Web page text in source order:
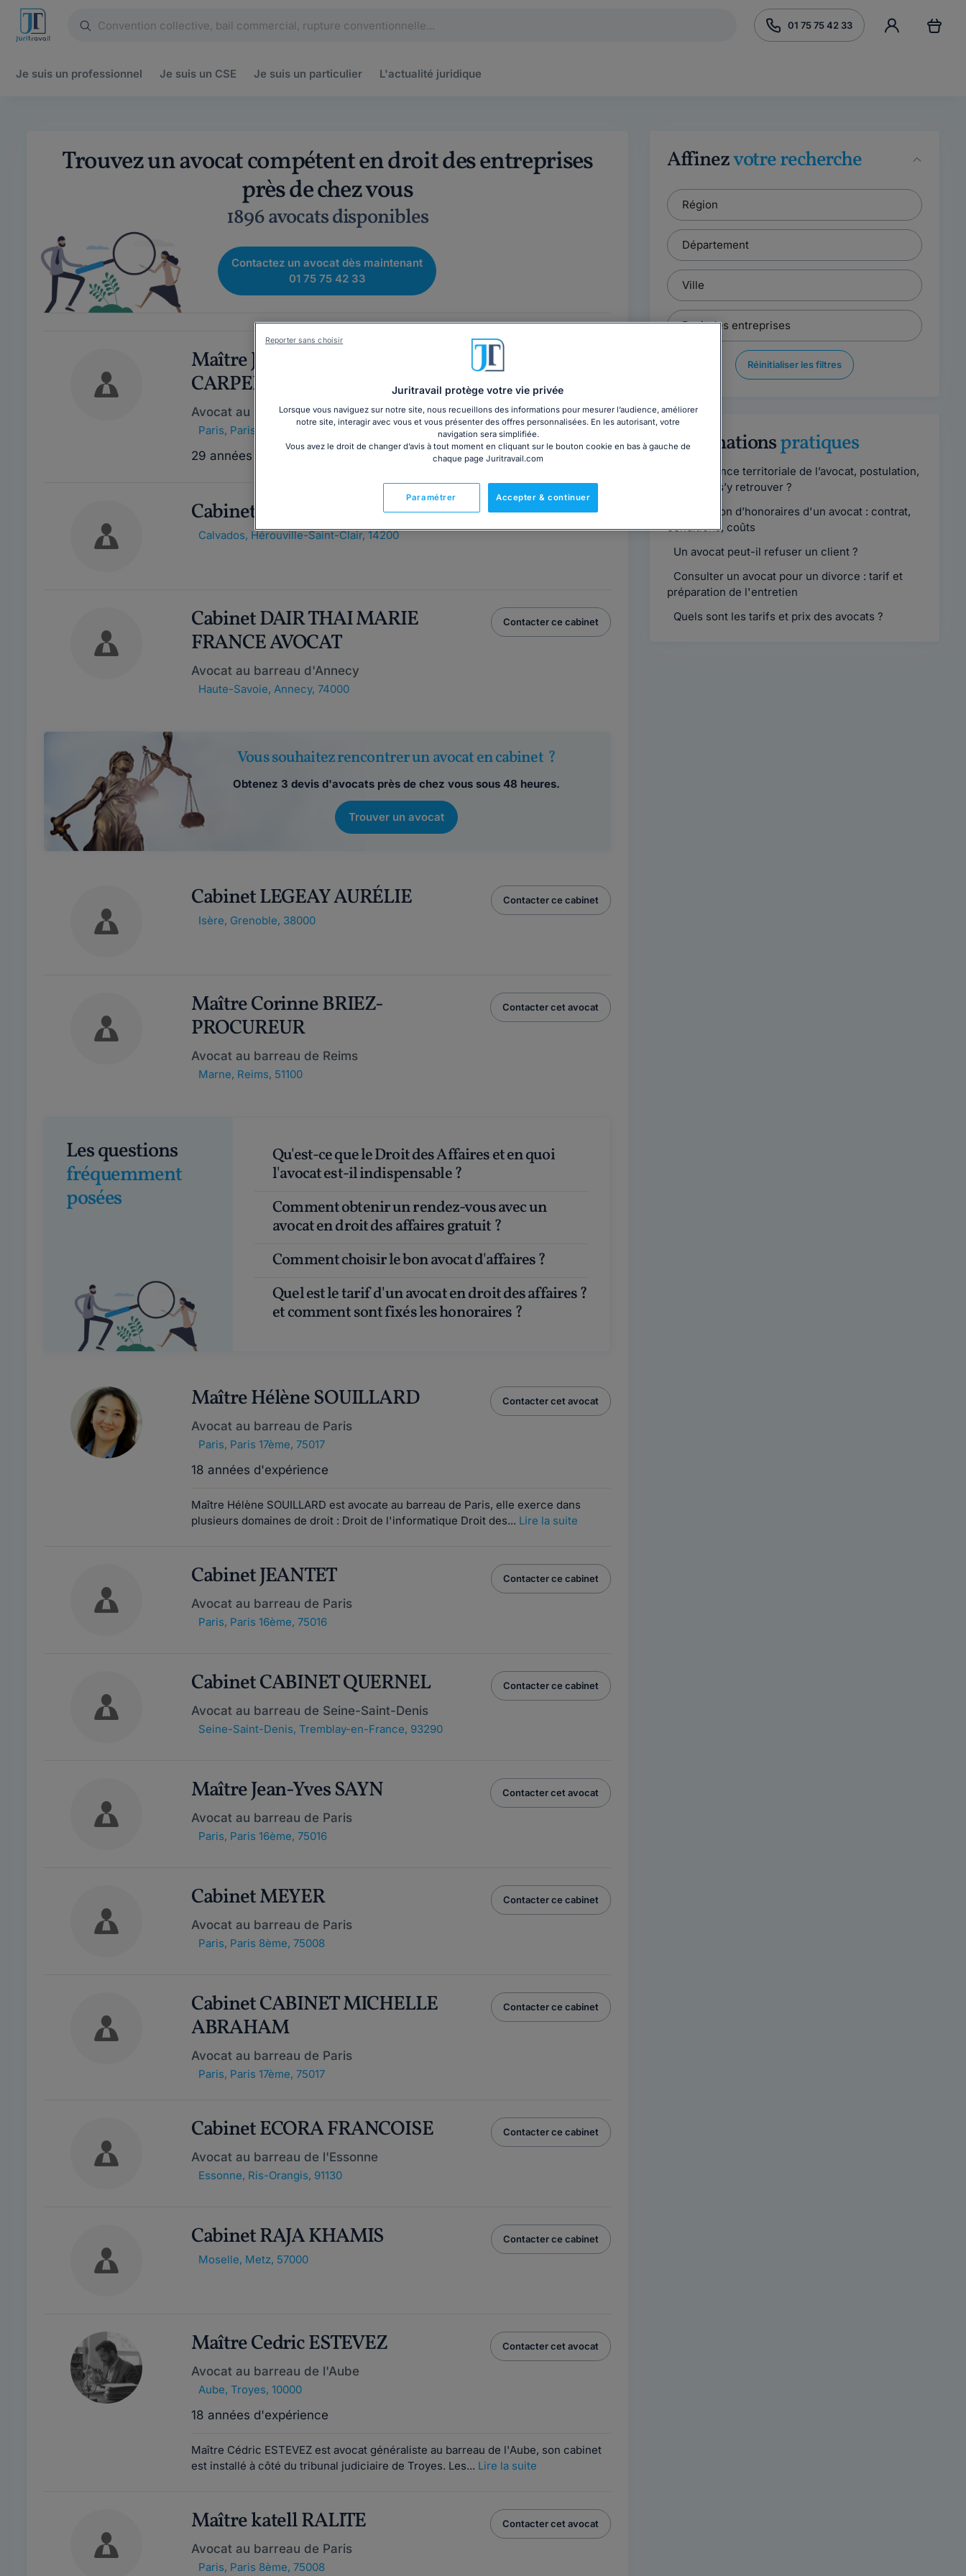
01 75 75 42 33
Je suis un professionnel Je suis un CSE Je suis un particulier L'actualité juridique
Trouvez un avocat compétent en droit des entreprises
près de chez vous
1896 avocats disponibles
Contactez un avocat dès maintenant
01 75 75 42 33
Maître Jean-Philippe
CARPENTIER
Avocat au barreau de Paris
Paris, Paris 2ème, 75002
29 années d'expérience
Cabinet CAEN DELCOURT
Calvados, Hérouville-Saint-Clair, 14200
Contacter ce cabinet
Cabinet DAIR THAI MARIE
FRANCE AVOCAT
Avocat au barreau d'Annecy
Haute-Savoie, Annecy, 74000
Contacter ce cabinet
Vous souhaitez rencontrer un avocat en cabinet ?
Obtenez 3 devis d'avocats près de chez vous sous 48 heures.
Trouver un avocat
Cabinet LEGEAY AURÉLIE
Isère, Grenoble, 38000
Contacter ce cabinet
Maître Corinne BRIEZ-
PROCUREUR
Avocat au barreau de Reims
Marne, Reims, 51100
Contacter cet avocat
Les questions
fréquemment
posées
Qu'est-ce que le Droit des Affaires et en quoi
l'avocat est-il indispensable ?
Comment obtenir un rendez-vous avec un
avocat en droit des affaires gratuit ?
Comment choisir le bon avocat d'affaires ?
Quel est le tarif d'un avocat en droit des affaires ?
et comment sont fixés les honoraires ?
Maître Hélène SOUILLARD
Avocat au barreau de Paris
Paris, Paris 17ème, 75017
18 années d'expérience
Contacter cet avocat
Maître Hélène SOUILLARD est avocate au barreau de Paris, elle exerce dans
plusieurs domaines de droit : Droit de l'informatique Droit des... Lire la suite
Cabinet JEANTET
Avocat au barreau de Paris
Paris, Paris 16ème, 75016
Contacter ce cabinet
Cabinet CABINET QUERNEL
Avocat au barreau de Seine-Saint-Denis
Seine-Saint-Denis, Tremblay-en-France, 93290
Contacter ce cabinet
Maître Jean-Yves SAYN
Avocat au barreau de Paris
Paris, Paris 16ème, 75016
Contacter cet avocat
Cabinet MEYER
Avocat au barreau de Paris
Paris, Paris 8ème, 75008
Contacter ce cabinet
Cabinet CABINET MICHELLE
ABRAHAM
Avocat au barreau de Paris
Paris, Paris 17ème, 75017
Contacter ce cabinet
Cabinet ECORA FRANCOISE
Avocat au barreau de l'Essonne
Essonne, Ris-Orangis, 91130
Contacter ce cabinet
Cabinet RAJA KHAMIS
Moselle, Metz, 57000
Contacter ce cabinet
Maître Cedric ESTEVEZ
Avocat au barreau de l'Aube
Aube, Troyes, 10000
18 années d'expérience
Contacter cet avocat
Maître Cédric ESTEVEZ est avocat généraliste au barreau de l'Aube, son cabinet
est installé à côté du tribunal judiciaire de Troyes. Les... Lire la suite
Maître katell RALITE
Avocat au barreau de Paris
Paris, Paris 8ème, 75008
Contacter cet avocat
Affinezvotre recherche
Réinitialiser les filtres
Informationspratiques
Compétence territoriale de l’avocat, postulation,
comment s’y retrouver ?
Convention d’honoraires d'un avocat : contrat,
conditions, coûts
Un avocat peut-il refuser un client ?
Consulter un avocat pour un divorce : tarif et
préparation de l'entretien
Quels sont les tarifs et prix des avocats ?
Juritravail protège votre vie privée
Lorsque vous naviguez sur notre site, nous recueillons des informations pour mesurer l’audience, améliorer
notre site, interagir avec vous et vous présenter des offres personnalisées. En les autorisant, votre
navigation sera simplifiée.
Vous avez le droit de changer d’avis à tout moment en cliquant sur le bouton cookie en bas à gauche de
chaque page Juritravail.com
Accepter & continuer
Paramétrer
Reporter sans choisir